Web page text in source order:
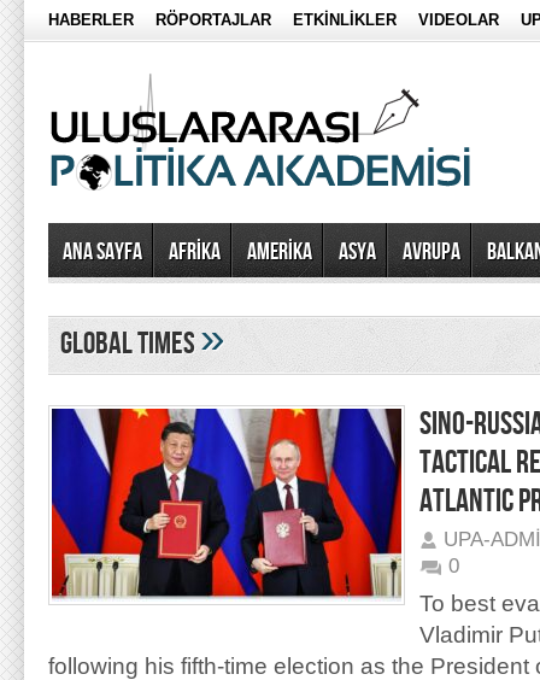
HABERLER RÖPORTAJLAR ETKİNLİKLER VIDEOLAR
Ana Sayfa AFRİKA AMERİKA ASYA AVRUPA
global times»
SINO-
TACTICAL
ATLANTIC
UPA-
0
To best
Vladimir
following his fifth-time election as the